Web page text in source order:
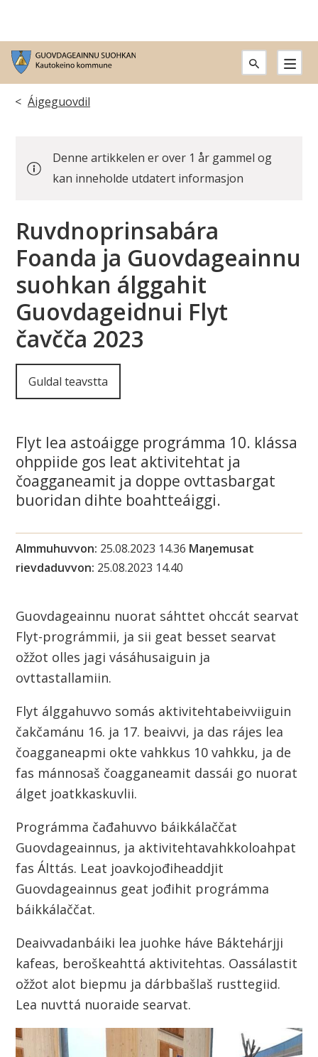
G
u
v
d
g
e
a
i
s
u
h
k
a
n
Don
dáppe:
Áigeguovdil
Denne artikkelen er over 1 år gammel og
kan inneholde utdatert informasjon
Ruvdnoprinsabára
Foanda ja Guovdageainnu
suohkan álggahit
Guovdageidnui Flyt
čavčča 2023
Guldal teavstta
Flyt lea astoáigge prográmma 10. klássa
ohppiide gos leat aktivitehtat ja
čoagganeamit ja doppe ovttasbargat
buoridan dihte boahtteáiggi.
Almmuhuvvon 25.08.2023 14.36 Maŋemusat
rievdaduvvon 25.08.2023 14.40
Guovdageainnu nuorat sáhttet ohccát searvat
Flyt-prográmmii, ja sii geat besset searvat
ožžot olles jagi vásáhusaiguin ja
ovttastallamiin.
Flyt álggahuvvo somás aktivitehtabeivviiguin
čakčamánu 16. ja 17. beaivvi, ja das rájes lea
čoagganeapmi okte vahkkus 10 vahkku, ja de
fas mánnosaš čoagganeamit dassái go nuorat
álget joatkkaskuvlii.
Prográmma čađahuvvo báikkálaččat
Guovdageainnus, ja aktivitehtavahkkoloahpat
fas Álttás. Leat joavkojođiheaddjit
Guovdageainnus geat jođihit prográmma
báikkálaččat.
Deaivvadanbáiki lea juohke háve Báktehárjji
kafeas, beroškeahttá aktivitehtas. Oassálastit
ožžot alot biepmu ja dárbbašlaš rusttegiid.
Lea nuvttá nuoraide searvat.